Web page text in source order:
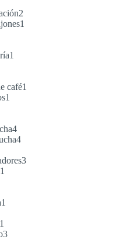
2
1
1
café1
1
44
productos
44
33
1
1
productos
33